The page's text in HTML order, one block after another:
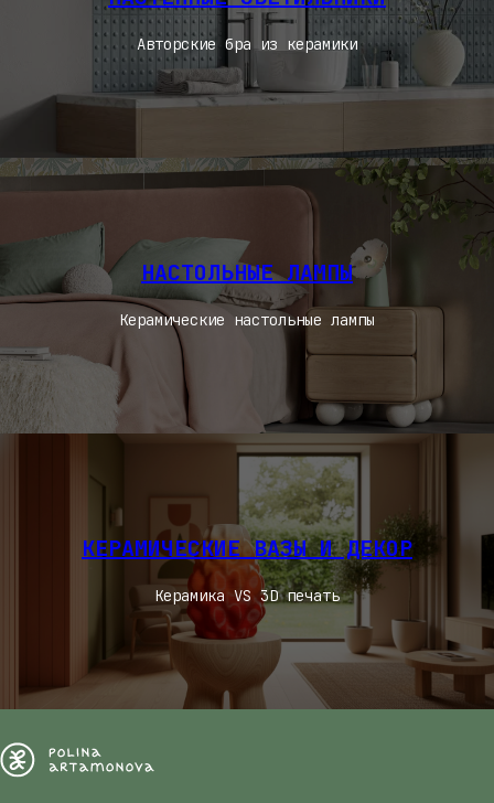
Авторские бра из керамики
НАСТОЛЬНЫЕ ЛАМПЫ
Керамические настольные лампы
КЕРАМИЧЕСКИЕ ВАЗЫ И ДЕКОР
Керамика VS 3D печать